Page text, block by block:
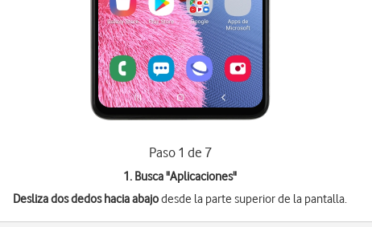
Paso 1 de 7
1. Busca "Aplicaciones"
Desliza dos dedos hacia abajodesde la parte superior de la pantalla.